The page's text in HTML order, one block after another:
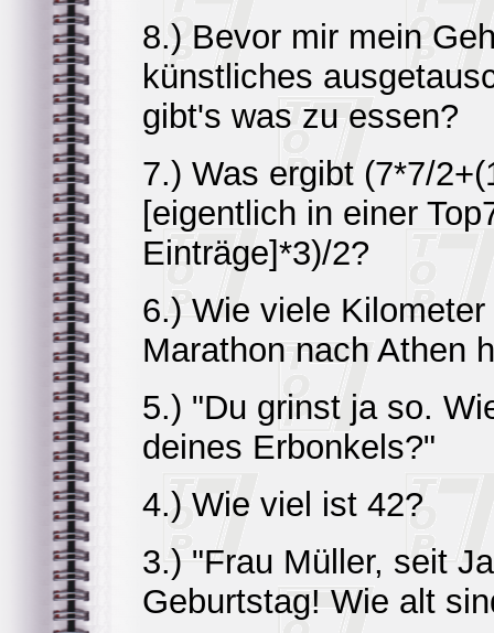
8.) Bevor mir mein
künstliches
gibt's was zu essen?
7.) Was ergibt (7*7/
[eigentlich in einer
Einträge]*3)/2?
6.) Wie viele
Marathon nach Athen
5.) "Du grinst ja so.
deines Erbonkels?"
4.) Wie viel ist 42?
3.) "Frau Müller, seit
Geburtstag! Wie alt